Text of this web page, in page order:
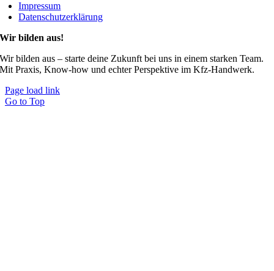
Impressum
Datenschutzerklärung
Wir bilden aus!
Wir bilden aus – starte deine Zukunft bei uns in einem starken Team.
Mit Praxis, Know-how und echter Perspektive im Kfz-Handwerk.
Page load link
Go to Top